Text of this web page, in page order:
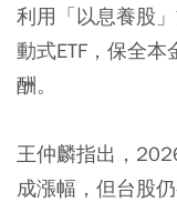
利用「以息養股
動式ETF，保全
酬。
王仲麟指出，
成漲幅，但台股